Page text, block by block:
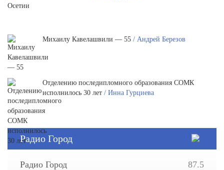
Михаилу Кавелашвили — 55 / Андрей Березов
Отделению последипломного образования СОМК
исполнилось 30 лет / Инна Гурциева
Радио Город
Радио Город
87.5